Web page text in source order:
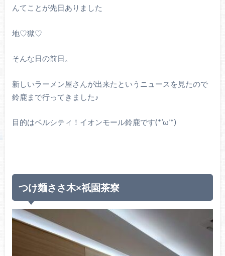
んてことが先日ありました
地♡獄♡
そんな日の前日。
新しいラーメン屋さんが出来たというニュースを見たので
鈴鹿まで行ってきました♪
目的はベルシティ！イオンモール鈴鹿です(*’ω’*)
つけ麺ささ木×祇園茶寮